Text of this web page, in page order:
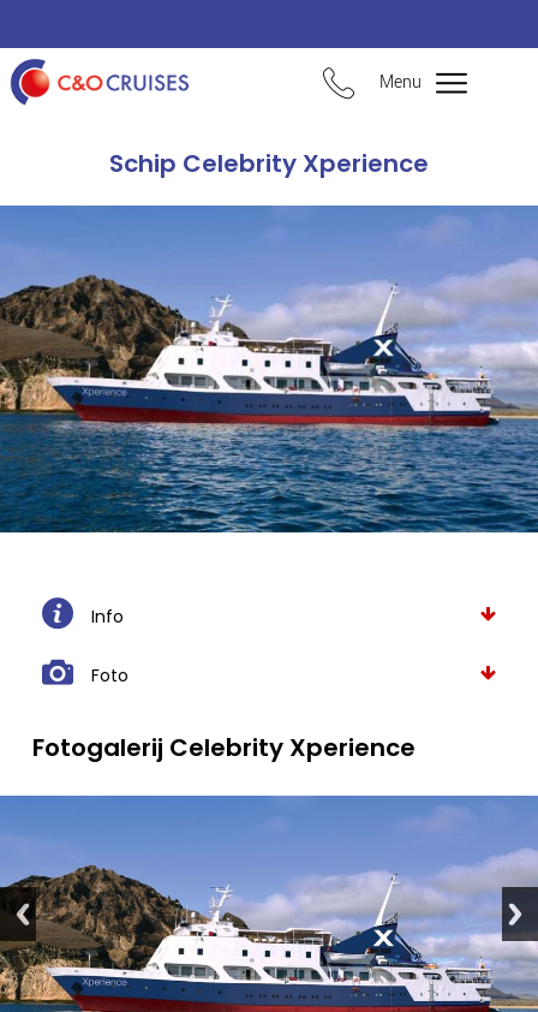
Menu
Schip Celebrity Xperience
Info
Foto
Fotogalerij Celebrity Xperience